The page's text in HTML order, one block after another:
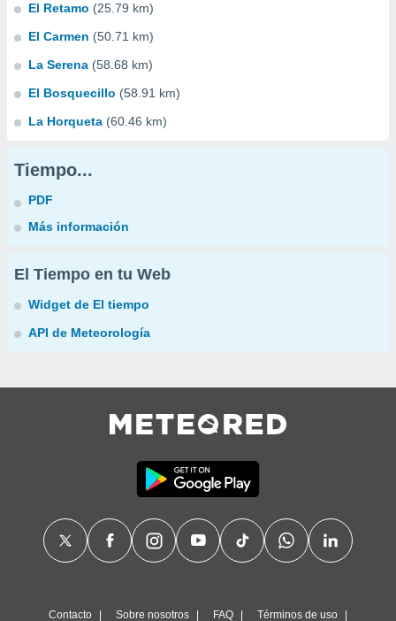
El Retamo (25.79 km)
El Carmen (50.71 km)
La Serena (58.68 km)
El Bosquecillo (58.91 km)
La Horqueta (60.46 km)
Tiempo...
PDF
Más información
El Tiempo en tu Web
Widget de El tiempo
API de Meteorología
Contacto Sobre nosotros FAQ Términos de uso